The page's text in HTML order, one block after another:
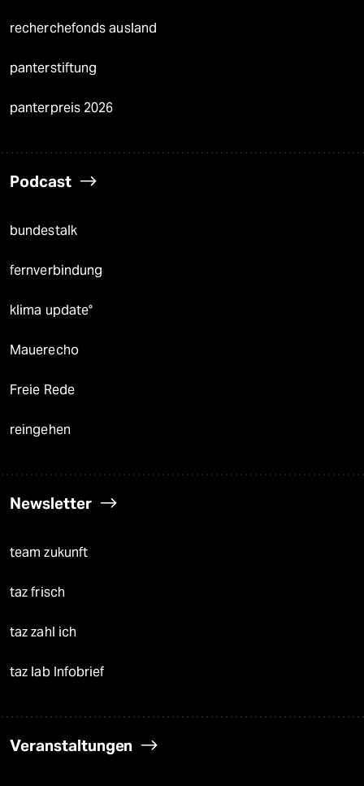
recherchefonds ausland
panterstiftung
panterpreis 2026
Podcast
bundestalk
fernverbindung
klima update°
Mauerecho
Freie Rede
reingehen
Newsletter
team zukunft
taz frisch
taz zahl ich
taz lab Infobrief
Veranstaltungen